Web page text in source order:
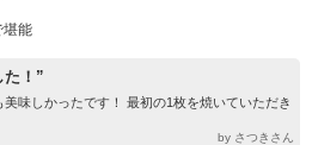
堪能
た！”
味しかったです！ 最初の1枚を焼いていただき
by さつきさん